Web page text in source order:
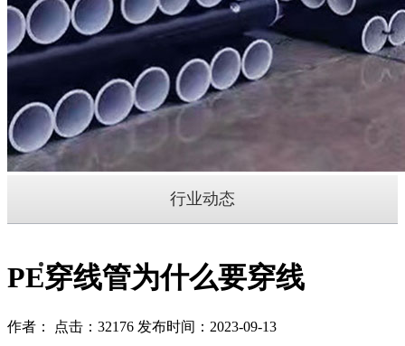
行业动态
PE穿线管为什么要穿线
作者： 点击：32176 发布时间：2023-09-13